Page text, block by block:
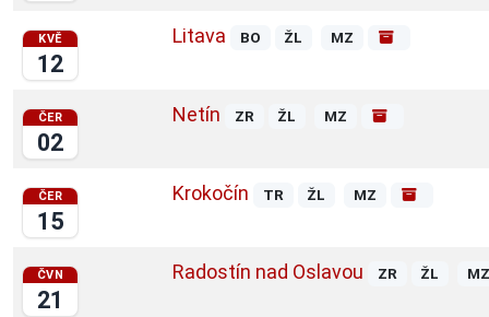
KVĚ
12
Litava BO ŽL MZ
ČER
02
Netín ZR ŽL MZ
ČER
15
Krokočín TR ŽL MZ
ČVN
21
Radostín nad Oslavou ZR ŽL MZ